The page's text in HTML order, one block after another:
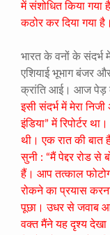
में संशोधित किया
कठोर कर दिया गया है।
भारत के वनों के संदर्भ
एशियाई भूभाग बंजर
क्रांति आई। आज पेड़
इसी संदर्भ में मेरा
इंडिया” में रिपोर्टर
थी। एक रात की
सुनी : “मैं पेद्दर रोड
हैं। आप तत्काल
रोकने का प्रयास
पूछा। उधर से जवाब
वक्त मैंने यह दृश्य